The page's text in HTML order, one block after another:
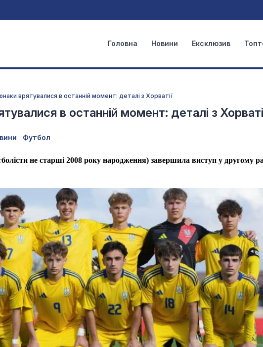
Головна Новини Ексклюзив
врятувалися в останній момент: деталі з Хорватії
в останній момент: деталі з
Футбол
не старші 2008 року народження) завершила виступ у другому